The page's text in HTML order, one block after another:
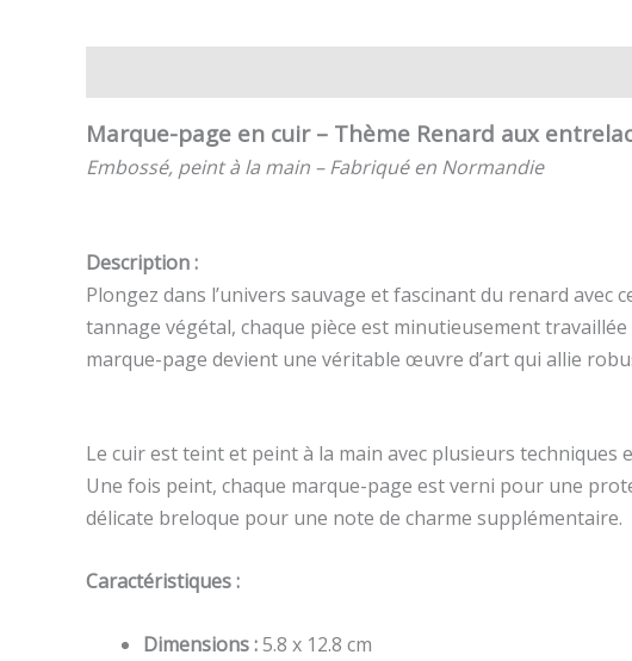
Marque-page en cuir – Thème Renard aux
Embossé, peint à la main – Fabriqué en Normandie
Description :
Plongez dans l’univers sauvage et fascinant du renard
tannage végétal, chaque pièce est minutieusement
marque-page devient une véritable œuvre d’art qui allie
Le cuir est teint et peint à la main avec plusieurs
Une fois peint, chaque marque-page est verni pour une
délicate breloque pour une note de charme supplémentaire.
Caractéristiques :
Dimensions :5.8 x 12.8 cm